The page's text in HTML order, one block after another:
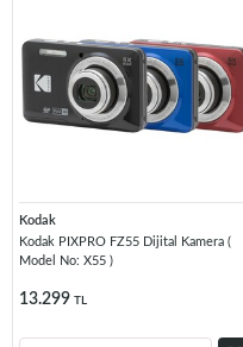
Kodak
Kodak PIXPRO FZ55 Dijital Kamera (
Model No: X55 )
13.299 TL